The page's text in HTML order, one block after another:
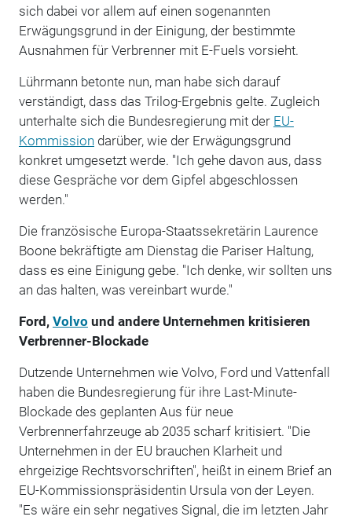
sich dabei vor allem auf einen sogenannten
Erwägungsgrund in der Einigung, der bestimmte
Ausnahmen für Verbrenner mit E-Fuels vorsieht.
Lührmann betonte nun, man habe sich darauf
verständigt, dass das Trilog-Ergebnis gelte. Zugleich
unterhalte sich die Bundesregierung mit der EU-
Kommission darüber, wie der Erwägungsgrund
konkret umgesetzt werde. "Ich gehe davon aus, dass
diese Gespräche vor dem Gipfel abgeschlossen
werden."
Die französische Europa-Staatssekretärin Laurence
Boone bekräftigte am Dienstag die Pariser Haltung,
dass es eine Einigung gebe. "Ich denke, wir sollten uns
an das halten, was vereinbart wurde."
Ford, Volvo und andere Unternehmen kritisieren
Verbrenner-Blockade
Dutzende Unternehmen wie Volvo, Ford und Vattenfall
haben die Bundesregierung für ihre Last-Minute-
Blockade des geplanten Aus für neue
Verbrennerfahrzeuge ab 2035 scharf kritisiert. "Die
Unternehmen in der EU brauchen Klarheit und
ehrgeizige Rechtsvorschriften", heißt in einem Brief an
EU-Kommissionspräsidentin Ursula von der Leyen.
"Es wäre ein sehr negatives Signal, die im letzten Jahr